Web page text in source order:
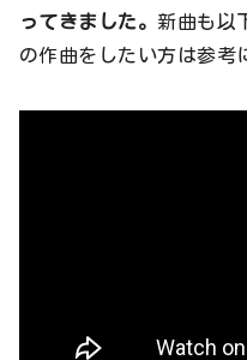
ってきました。 新曲も以
の作曲をしたい方は参考